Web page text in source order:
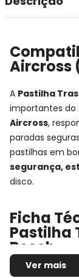
Aircross
A Pastilha
importantes do
Aircross,
paradas
pastilhas em
segurança,
disco.
Ficha
Pastilha
Bosch
Ver mais